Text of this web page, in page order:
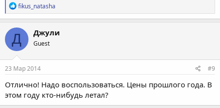
Р
е
а
к
ц
и
и
:
fikus_natasha
Д Джули
Guest
23 Мар 2014 #9
Отлично! Надо воспользоваться. Цены прошлого года. В
этом году кто-нибудь летал?